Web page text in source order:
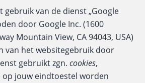
gebruik van de dienst „Google
door Google Inc. (1600
Mountain View, CA 94043, USA)
van het websitegebruik door
gebruikt zgn. cookies,
jouw eindtoestel worden